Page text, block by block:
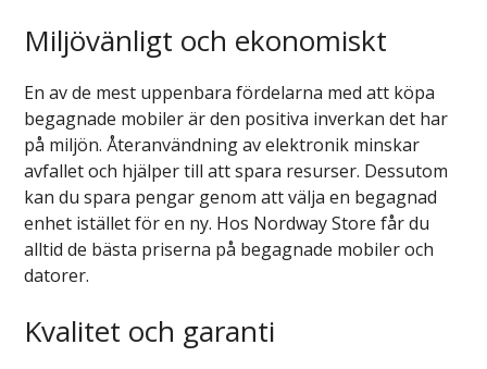
Miljövänligt och ekonomiskt
En av de mest uppenbara fördelarna med att köpa
begagnade mobiler är den positiva inverkan det har
på miljön. Återanvändning av elektronik minskar
avfallet och hjälper till att spara resurser. Dessutom
kan du spara pengar genom att välja en begagnad
enhet istället för en ny. Hos Nordway Store får du
alltid de bästa priserna på begagnade mobiler och
datorer.
Kvalitet och garanti